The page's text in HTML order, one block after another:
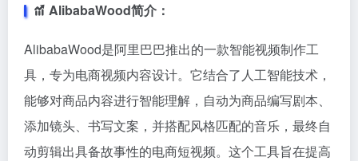
AlibabaWood简介：
AlibabaWood是阿里巴巴推出的一款智能视频制作工
具，专为电商视频内容设计。它结合了人工智能技术，
能够对商品内容进行智能理解，自动为商品编写剧本、
添加镜头、书写文案，并搭配风格匹配的音乐，最终自
动剪辑出具备故事性的电商短视频。这个工具旨在提高